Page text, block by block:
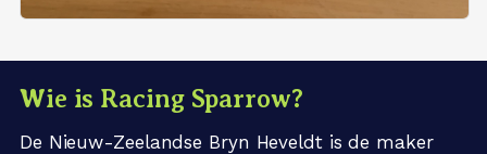
Wie is Racing Sparrow?
De Nieuw-Zeelandse Bryn Heveldt is de maker